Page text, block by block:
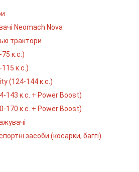
Neomach Nova
трактори
к.с.)
к.с.)
(124-144 к.с.)
143 к.с. + Power Boost)
170 к.с. + Power Boost)
засоби (косарки, баггі)